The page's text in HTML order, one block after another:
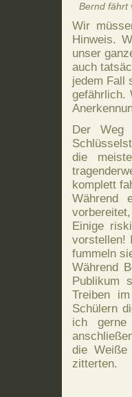
Bernd fährt
Wir
Hinweis.
unser
auch
jedem Fall
gefährlich.
Der Weg
die
komplett
Während
Einige
vorstellen!
fummeln
Während
Publikum
Treiben
Schülern
ich
die Weiße
zitterten.